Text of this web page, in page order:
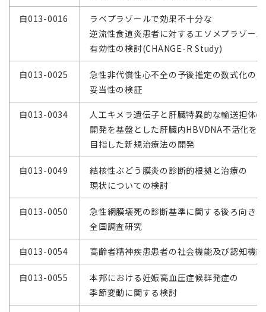
自013-0016
ラベプラゾールで効果不十分な
逆流性食道炎患者に対するエソメプラゾー
有効性の検討(CHANGE-R Study)
自013-0025
急性非代償性心不全の予後推定の数式化の
妥当性の検証
自013-0034
人工キメラ遺伝子と肝臓特異的な輸送担体の
開発を基盤とした肝臓内HBVDNA不活化を
目指した新規治療法の開発
自013-0049
結核性ぶどう膜炎の診断的根拠と治療の
現状についての検討
自013-0050
急性網膜壊死の診断基準に関する後ろ向き
全国調査研究
自013-0054 高齢者精神疾患患者の社会機能及び認知機
自013-0055
本邦における妊娠高血圧症候群発症の
季節変動に関する検討